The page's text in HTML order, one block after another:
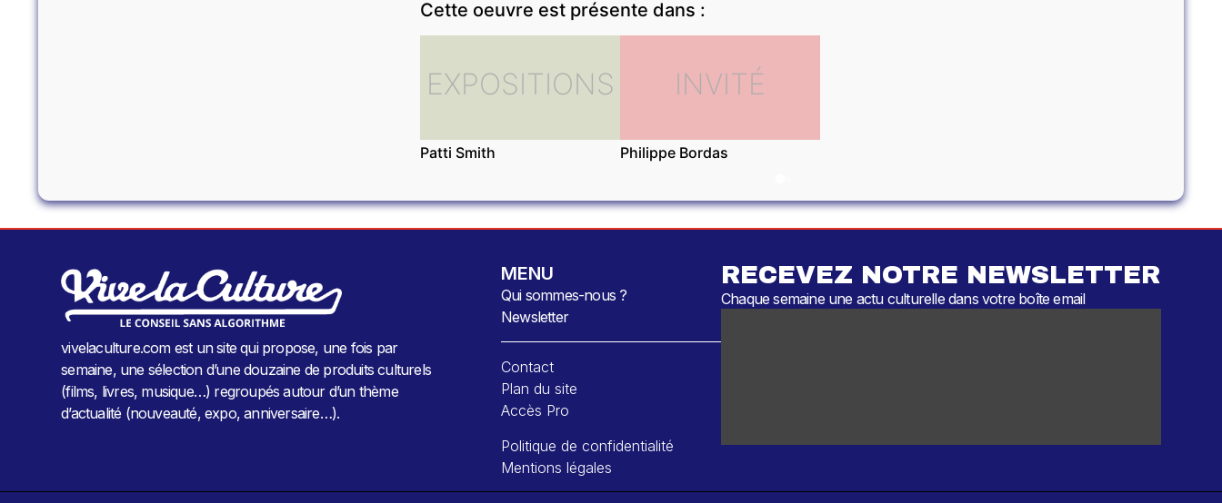
Cette oeuvre est présente dans :
EXPOSITIONS
Patti Smith
INVITÉ
Philippe Bordas
vivelaculture.com est un site qui propose, une fois par
semaine, une sélection d’une douzaine de produits culturels
(films, livres, musique…) regroupés autour d’un thème
d’actualité (nouveauté, expo, anniversaire…).
MENU
Qui sommes-nous ?
Newsletter
Contact
Plan du site
Accès Pro
Politique de confidentialité
Mentions légales
RECEVEZ NOTRE NEWSLETTER
Chaque semaine une actu culturelle dans votre boîte email